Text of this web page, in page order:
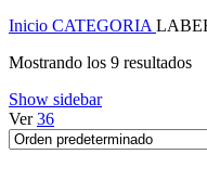
Inicio CATEGORIA
Mostrando los 9 resultados
Show sidebar
Ver36